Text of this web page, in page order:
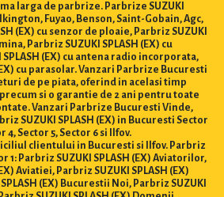
larga de parbrize. Parbrize SUZUKI
Fuyao, Benson, Saint-Gobain, Agc,
(EX) cu senzor de ploaie, Parbriz SUZUKI
Parbriz SUZUKI SPLASH (EX) cu
(EX) cu antena radio incorporata,
cu parasolar. Vanzari Parbrize Bucuresti
de pe piata, oferind in acelasi timp
si o garantie de 2 ani pentru toate
Vanzari Parbrize Bucuresti Vinde,
SUZUKI SPLASH (EX) in Bucuresti Sector
4, Sector 5, Sector 6 si Ilfov.
clientului in Bucuresti si Ilfov. Parbriz
1: Parbriz SUZUKI SPLASH (EX) Aviatorilor,
Aviatiei, Parbriz SUZUKI SPLASH (EX)
(EX) Bucurestii Noi, Parbriz SUZUKI